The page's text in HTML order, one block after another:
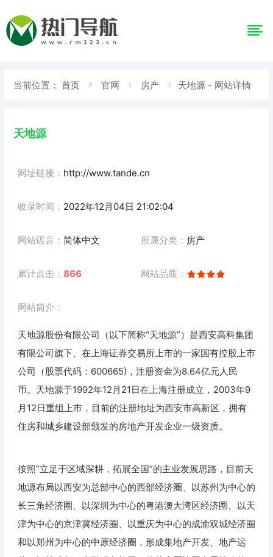
当前位置： 首页 官网 房产 天地源 - 网站详情
天地源
网址链接： http://www.tande.cn
收录时间： 2022年12月04日 21:02:04
网站语言： 简体中文 所属分类： 房产
累计点击： 866 网站品质：
网站简介：
天地源股份有限公司（以下简称“天地源”）是西安高科集团
有限公司旗下、在上海证券交易所上市的一家国有控股上市
公司（股票代码：600665)，注册资金为8.64亿元人民
币。天地源于1992年12月21日在上海注册成立，2003年9
月12日重组上市，目前的注册地址为西安市高新区，拥有
住房和城乡建设部颁发的房地产开发企业一级资质。
按照“立足于区域深耕，拓展全国”的主业发展思路，目前天
地源布局以西安为总部中心的西部经济圈、以苏州为中心的
长三角经济圈、以深圳为中心的粤港澳大湾区经济圈、以天
津为中心的京津冀经济圈、以重庆为中心的成渝双城经济圈
和以郑州为中心的中原经济圈，形成集地产开发、地产运